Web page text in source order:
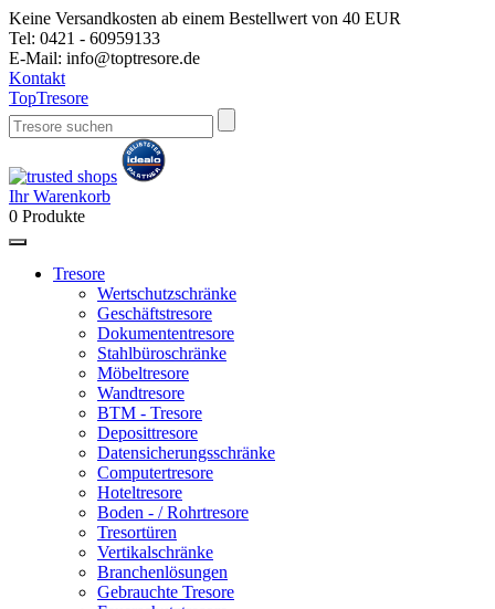
Keine Versandkosten ab einem Bestellwert von 40 EUR
Tel: 0421 - 60959133
E-Mail: info@toptresore.de
Kontakt
TopTresore
Ihr Warenkorb
0 Produkte
Tresore
Wertschutzschränke
Geschäftstresore
Dokumententresore
Stahlbüroschränke
Möbeltresore
Wandtresore
BTM - Tresore
Deposittresore
Datensicherungsschränke
Computertresore
Hoteltresore
Boden - / Rohrtresore
Tresortüren
Vertikalschränke
Branchenlösungen
Gebrauchte Tresore